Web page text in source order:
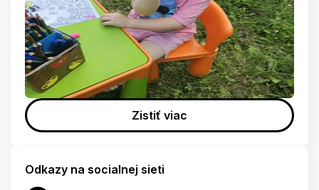
Zistiť viac
Odkazy na socialnej sieti